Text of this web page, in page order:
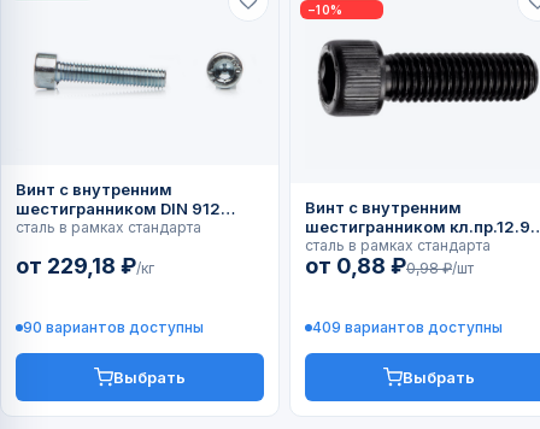
Винт с внутренним
шестигранником DIN 912
(ГОСТ 11738)
сталь в рамках стандарта
от 229,18 ₽/кг
90 вариантов доступны
Выбрать
−10%
Винт с внутренним
шестигранником кл.пр.12.9
DIN 912
сталь в рамках стандарта
от 0,88 ₽0,98 ₽/шт
409 вариантов доступны
Выбрать